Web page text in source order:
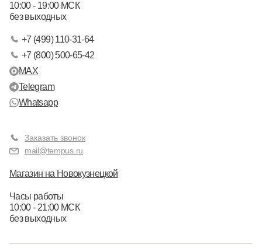
10:00 - 19:00 МСК
без выходных
+7 (499) 110-31-64
+7 (800) 500-65-42
MAX
Telegram
Whatsapp
Заказать звонок
mail@tempus.ru
Магазин на Новокузнецкой
Часы работы
10:00 - 21:00 МСК
без выходных